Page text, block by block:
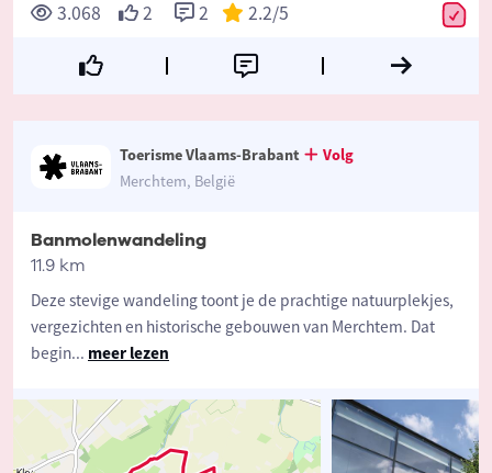
3.068 2 2 2.2/5
Toerisme Vlaams-Brabant
Volg
Merchtem, België
Banmolenwandeling
11.9 km
Deze stevige wandeling toont je de prachtige natuurplekjes,
vergezichten en historische gebouwen van Merchtem. Dat
begin... meer lezen